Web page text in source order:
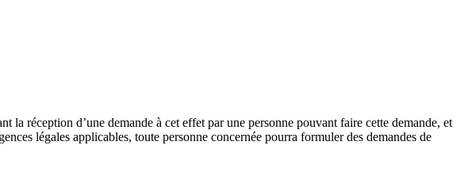
réception d’une demande à cet effet par une personne pouvant faire cette demande, et
légales applicables, toute personne concernée pourra formuler des demandes de